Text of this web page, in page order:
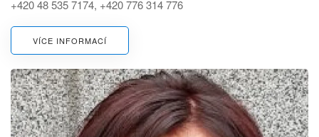
+420 48 535 7174, +420 776 314 776
VÍCE INFORMACÍ